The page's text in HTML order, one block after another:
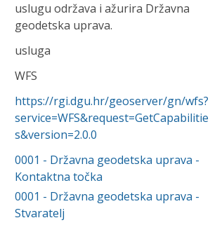
uslugu održava i ažurira Državna
geodetska uprava.
usluga
WFS
https://rgi.dgu.hr/geoserver/gn/wfs?
service=WFS&request=GetCapabilitie
s&version=2.0.0
0001 - Državna geodetska uprava -
Kontaktna točka
0001 - Državna geodetska uprava -
Stvaratelj